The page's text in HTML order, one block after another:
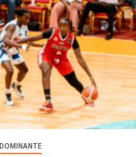
DOMINANTE